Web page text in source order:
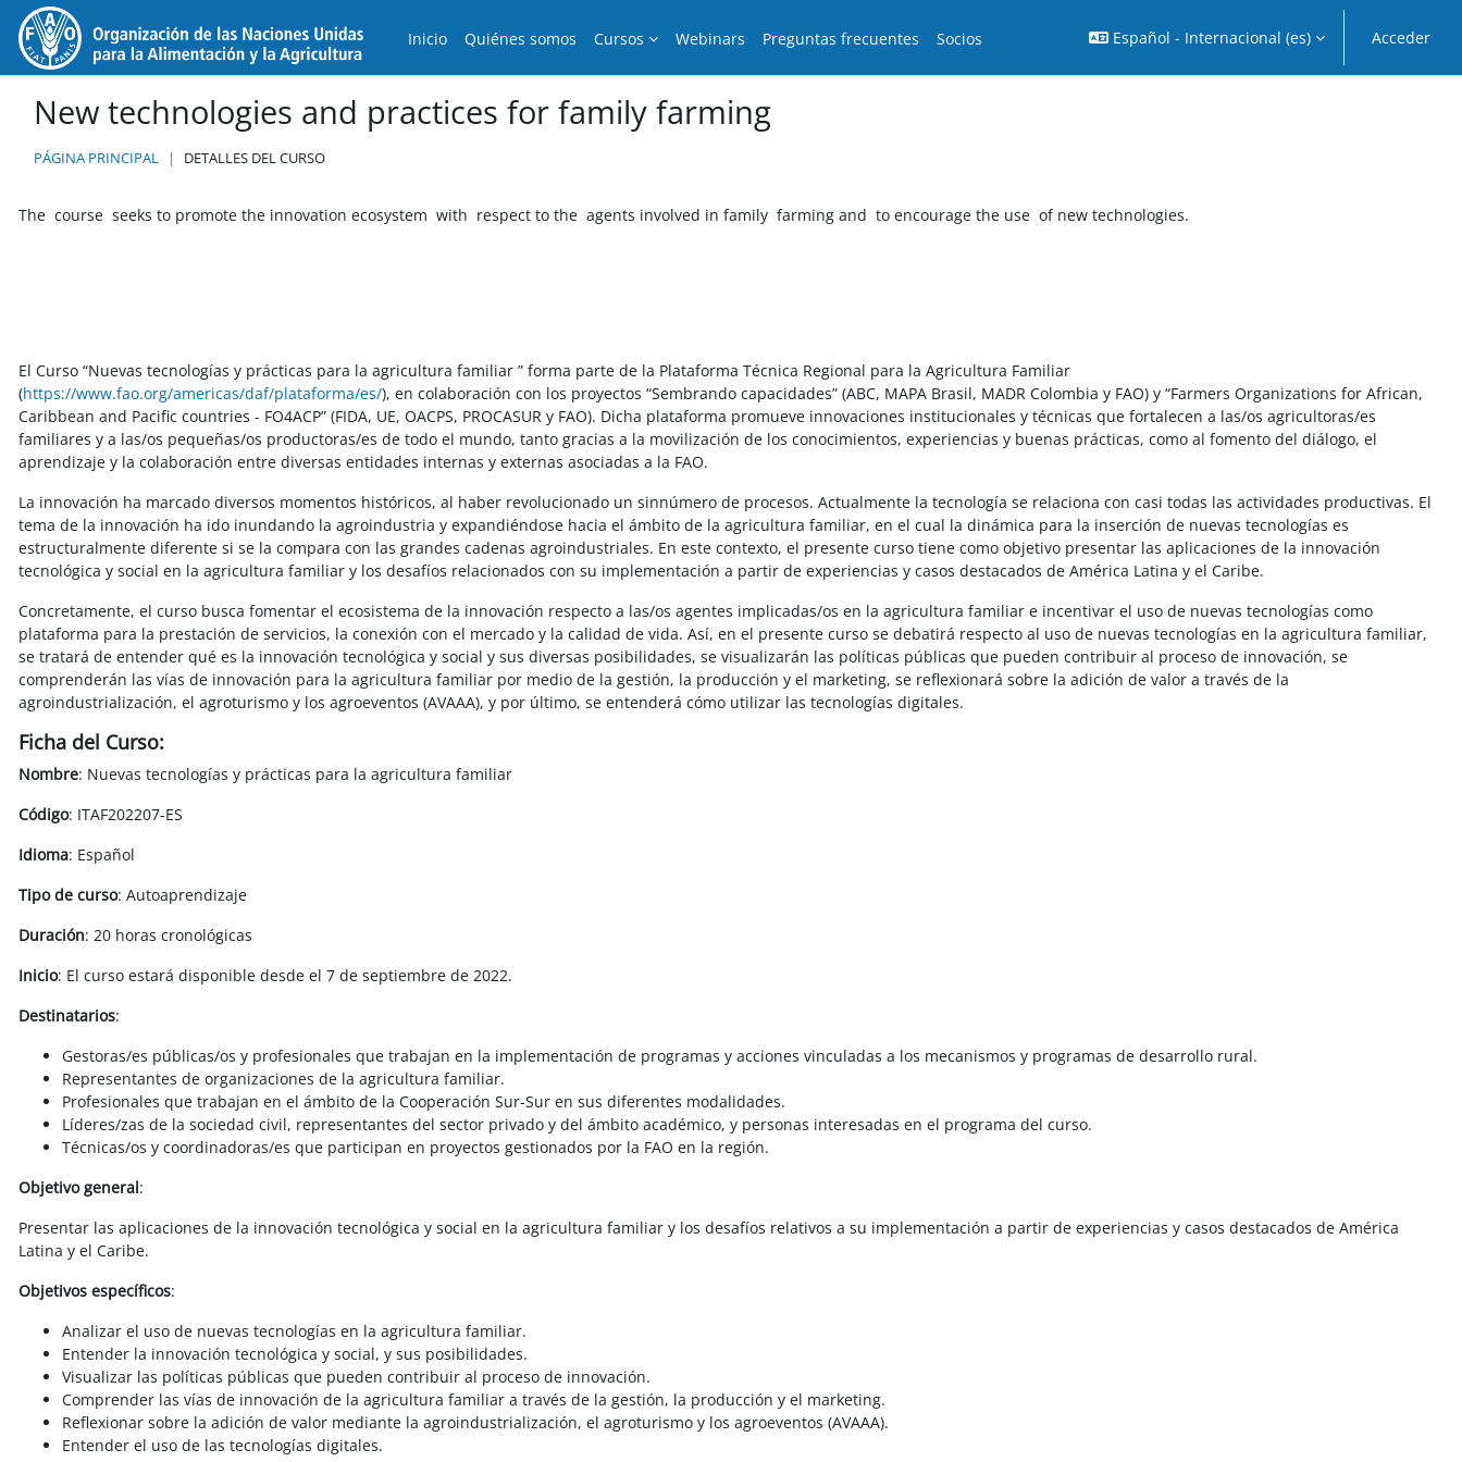
Salta al contenido principal
Inicio
Quiénes somos Cursos Webinars Preguntas frecuentes Socios Español - Internacional ‎(es)‎ Acceder
New technologies and practices for family farming
PÁGINA PRINCIPAL DETALLES DEL CURSO
The course seeks to promote the innovation ecosystem with respect to the agents involved in family farming and to encourage the use of new technologies.
El Curso “Nuevas tecnologías y prácticas para la agricultura familiar ” forma parte de la Plataforma Técnica Regional para la Agricultura Familiar
(https://www.fao.org/americas/daf/plataforma/es/), en colaboración con los proyectos “Sembrando capacidades” (ABC, MAPA Brasil, MADR Colombia y FAO) y “Farmers Organizations for African,
Caribbean and Pacific countries - FO4ACP” (FIDA, UE, OACPS, PROCASUR y FAO). Dicha plataforma promueve innovaciones institucionales y técnicas que fortalecen a las/os agricultoras/es
familiares y a las/os pequeñas/os productoras/es de todo el mundo, tanto gracias a la movilización de los conocimientos, experiencias y buenas prácticas, como al fomento del diálogo, el
aprendizaje y la colaboración entre diversas entidades internas y externas asociadas a la FAO.
La innovación ha marcado diversos momentos históricos, al haber revolucionado un sinnúmero de procesos. Actualmente la tecnología se relaciona con casi todas las actividades productivas. El
tema de la innovación ha ido inundando la agroindustria y expandiéndose hacia el ámbito de la agricultura familiar, en el cual la dinámica para la inserción de nuevas tecnologías es
estructuralmente diferente si se la compara con las grandes cadenas agroindustriales. En este contexto, el presente curso tiene como objetivo presentar las aplicaciones de la innovación
tecnológica y social en la agricultura familiar y los desafíos relacionados con su implementación a partir de experiencias y casos destacados de América Latina y el Caribe.
Concretamente, el curso busca fomentar el ecosistema de la innovación respecto a las/os agentes implicadas/os en la agricultura familiar e incentivar el uso de nuevas tecnologías como
plataforma para la prestación de servicios, la conexión con el mercado y la calidad de vida. Así, en el presente curso se debatirá respecto al uso de nuevas tecnologías en la agricultura familiar,
se tratará de entender qué es la innovación tecnológica y social y sus diversas posibilidades, se visualizarán las políticas públicas que pueden contribuir al proceso de innovación, se
comprenderán las vías de innovación para la agricultura familiar por medio de la gestión, la producción y el marketing, se reflexionará sobre la adición de valor a través de la
agroindustrialización, el agroturismo y los agroeventos (AVAAA), y por último, se entenderá cómo utilizar las tecnologías digitales.
Ficha del Curso:
Nombre: Nuevas tecnologías y prácticas para la agricultura familiar
Código: ITAF202207-ES
Idioma: Español
Tipo de curso: Autoaprendizaje
Duración: 20 horas cronológicas
Inicio: El curso estará disponible desde el 7 de septiembre de 2022.
Destinatarios:
Gestoras/es públicas/os y profesionales que trabajan en la implementación de programas y acciones vinculadas a los mecanismos y programas de desarrollo rural.
Representantes de organizaciones de la agricultura familiar.
Profesionales que trabajan en el ámbito de la Cooperación Sur-Sur en sus diferentes modalidades.
Líderes/zas de la sociedad civil, representantes del sector privado y del ámbito académico, y personas interesadas en el programa del curso.
Técnicas/os y coordinadoras/es que participan en proyectos gestionados por la FAO en la región.
Objetivo general:
Presentar las aplicaciones de la innovación tecnológica y social en la agricultura familiar y los desafíos relativos a su implementación a partir de experiencias y casos destacados de América
Latina y el Caribe.
Objetivos específicos:
Analizar el uso de nuevas tecnologías en la agricultura familiar.
Entender la innovación tecnológica y social, y sus posibilidades.
Visualizar las políticas públicas que pueden contribuir al proceso de innovación.
Comprender las vías de innovación de la agricultura familiar a través de la gestión, la producción y el marketing.
Reflexionar sobre la adición de valor mediante la agroindustrialización, el agroturismo y los agroeventos (AVAAA).
Entender el uso de las tecnologías digitales.